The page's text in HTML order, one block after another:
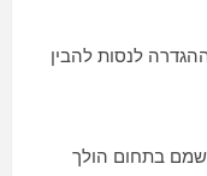
לנסות להבין
בתחום הולך